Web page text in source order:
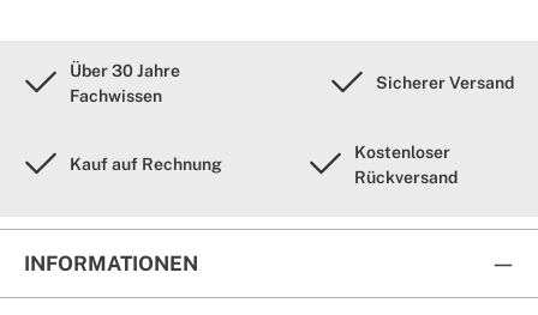
Über 30 Jahre
Fachwissen
Sicherer Versand
Kauf auf Rechnung
Kostenloser
Rückversand
INFORMATIONEN